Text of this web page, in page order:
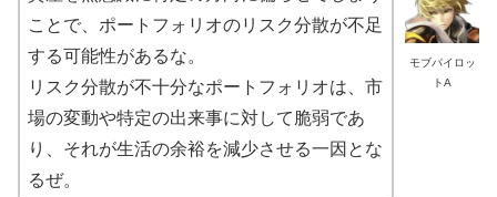
モブパイロッ
トA
ことで、ポートフォリオのリスク分散が不足
する可能性があるな。
リスク分散が不十分なポートフォリオは、市
場の変動や特定の出来事に対して脆弱であ
り、それが生活の余裕を減少させる一因とな
るぜ。